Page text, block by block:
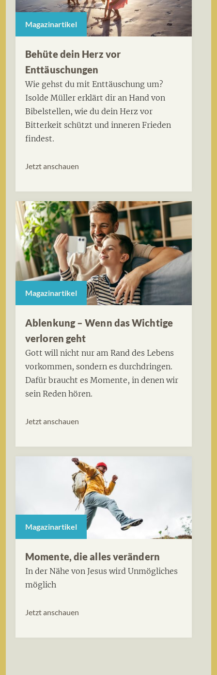
Magazinartikel
Behüte dein Herz vor
Enttäuschungen
Wie gehst du mit Enttäuschung um?
Isolde Müller erklärt dir an Hand von
Bibelstellen, wie du dein Herz vor
Bitterkeit schützt und inneren Frieden
findest.
Jetzt anschauen
Magazinartikel
Ablenkung – Wenn das Wichtige
verloren geht
Gott will nicht nur am Rand des Lebens
vorkommen, sondern es durchdringen.
Dafür braucht es Momente, in denen wir
sein Reden hören.
Jetzt anschauen
Magazinartikel
Momente, die alles verändern
In der Nähe von Jesus wird Unmögliches
möglich
Jetzt anschauen